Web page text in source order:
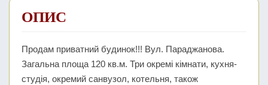
ОПИС
Продам приватний будинок!!! Вул. Параджанова.
Загальна площа 120 кв.м. Три окремі кімнати, кухня-
студія, окремий санвузол, котельня, також